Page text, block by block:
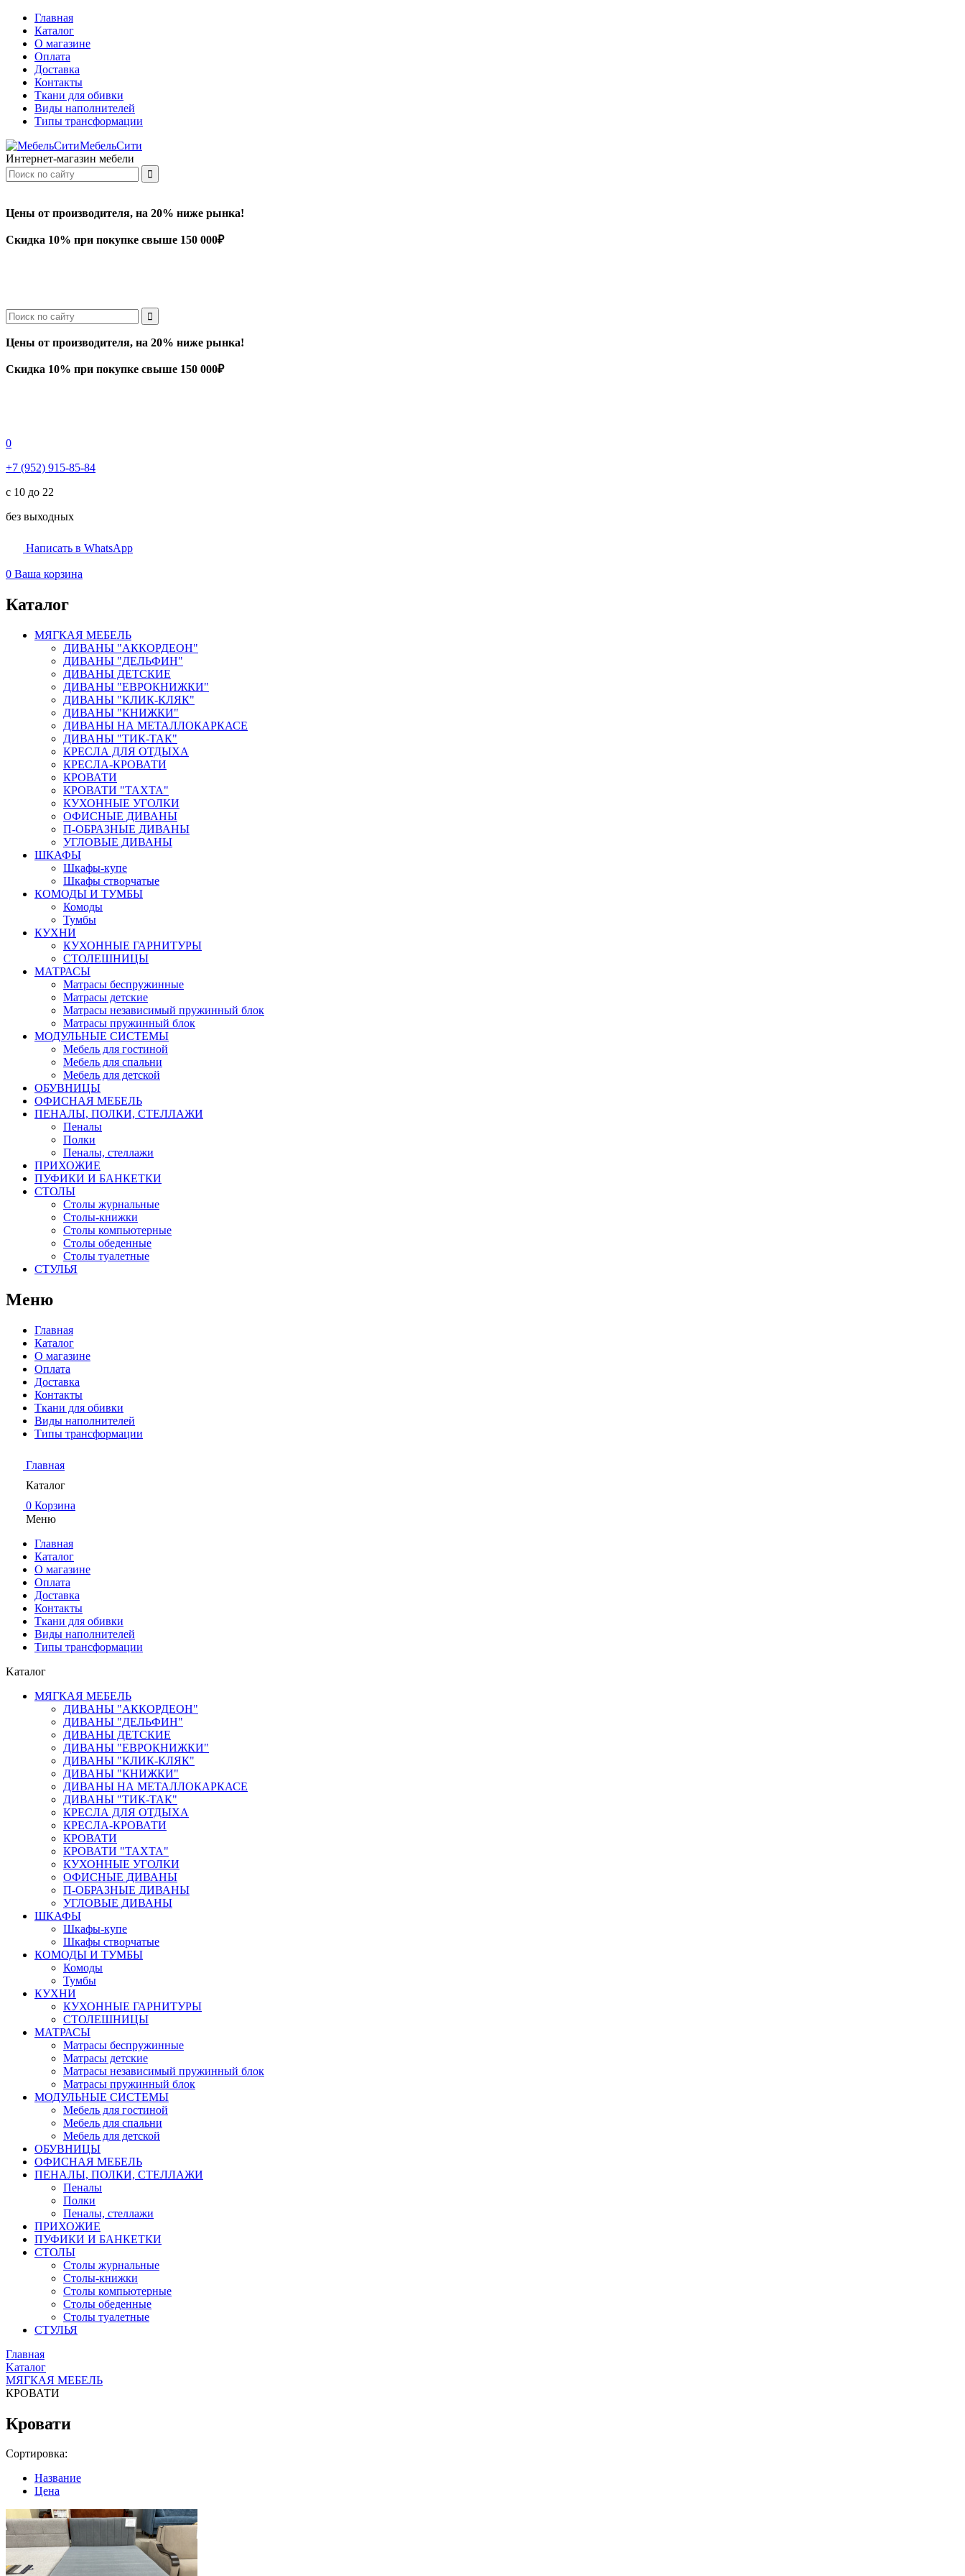
Главная
Каталог
О магазине
Оплата
Доставка
Контакты
Ткани для обивки
Виды наполнителей
Типы трансформации
МебельСити
Интернет-магазин мебели
Цены от производителя, на 20% ниже рынка!
Скидка 10% при покупке свыше 150 000₽
Цены от производителя, на 20% ниже рынка!
Скидка 10% при покупке свыше 150 000₽
0
+7 (952) 915-85-84
с 10 до 22
без выходных
Написать в WhatsApp
0 Ваша корзина
Каталог
МЯГКАЯ МЕБЕЛЬ
ДИВАНЫ "АККОРДЕОН"
ДИВАНЫ "ДЕЛЬФИН"
ДИВАНЫ ДЕТСКИЕ
ДИВАНЫ "ЕВРОКНИЖКИ"
ДИВАНЫ "КЛИК-КЛЯК"
ДИВАНЫ "КНИЖКИ"
ДИВАНЫ НА МЕТАЛЛОКАРКАСЕ
ДИВАНЫ "ТИК-ТАК"
КРЕСЛА ДЛЯ ОТДЫХА
КРЕСЛА-КРОВАТИ
КРОВАТИ
КРОВАТИ "ТАХТА"
КУХОННЫЕ УГОЛКИ
ОФИСНЫЕ ДИВАНЫ
П-ОБРАЗНЫЕ ДИВАНЫ
УГЛОВЫЕ ДИВАНЫ
ШКАФЫ
Шкафы-купе
Шкафы створчатые
КОМОДЫ И ТУМБЫ
Комоды
Тумбы
КУХНИ
КУХОННЫЕ ГАРНИТУРЫ
СТОЛЕШНИЦЫ
МАТРАСЫ
Матрасы беспружинные
Матрасы детские
Матрасы независимый пружинный блок
Матрасы пружинный блок
МОДУЛЬНЫЕ СИСТЕМЫ
Мебель для гостиной
Мебель для спальни
Мебель для детской
ОБУВНИЦЫ
ОФИСНАЯ МЕБЕЛЬ
ПЕНАЛЫ, ПОЛКИ, СТЕЛЛАЖИ
Пеналы
Полки
Пеналы, стеллажи
ПРИХОЖИЕ
ПУФИКИ И БАНКЕТКИ
СТОЛЫ
Столы журнальные
Столы-книжки
Столы компьютерные
Столы обеденные
Столы туалетные
СТУЛЬЯ
Меню
Главная
Каталог
О магазине
Оплата
Доставка
Контакты
Ткани для обивки
Виды наполнителей
Типы трансформации
Главная
Каталог
0 Корзина
Меню
Главная
Каталог
О магазине
Оплата
Доставка
Контакты
Ткани для обивки
Виды наполнителей
Типы трансформации
Kаталог
МЯГКАЯ МЕБЕЛЬ
ДИВАНЫ "АККОРДЕОН"
ДИВАНЫ "ДЕЛЬФИН"
ДИВАНЫ ДЕТСКИЕ
ДИВАНЫ "ЕВРОКНИЖКИ"
ДИВАНЫ "КЛИК-КЛЯК"
ДИВАНЫ "КНИЖКИ"
ДИВАНЫ НА МЕТАЛЛОКАРКАСЕ
ДИВАНЫ "ТИК-ТАК"
КРЕСЛА ДЛЯ ОТДЫХА
КРЕСЛА-КРОВАТИ
КРОВАТИ
КРОВАТИ "ТАХТА"
КУХОННЫЕ УГОЛКИ
ОФИСНЫЕ ДИВАНЫ
П-ОБРАЗНЫЕ ДИВАНЫ
УГЛОВЫЕ ДИВАНЫ
ШКАФЫ
Шкафы-купе
Шкафы створчатые
КОМОДЫ И ТУМБЫ
Комоды
Тумбы
КУХНИ
КУХОННЫЕ ГАРНИТУРЫ
СТОЛЕШНИЦЫ
МАТРАСЫ
Матрасы беспружинные
Матрасы детские
Матрасы независимый пружинный блок
Матрасы пружинный блок
МОДУЛЬНЫЕ СИСТЕМЫ
Мебель для гостиной
Мебель для спальни
Мебель для детской
ОБУВНИЦЫ
ОФИСНАЯ МЕБЕЛЬ
ПЕНАЛЫ, ПОЛКИ, СТЕЛЛАЖИ
Пеналы
Полки
Пеналы, стеллажи
ПРИХОЖИЕ
ПУФИКИ И БАНКЕТКИ
СТОЛЫ
Столы журнальные
Столы-книжки
Столы компьютерные
Столы обеденные
Столы туалетные
СТУЛЬЯ
Главная
Kаталог
МЯГКАЯ МЕБЕЛЬ
КРОВАТИ
Кровати
Сортировка:
Название
Цена